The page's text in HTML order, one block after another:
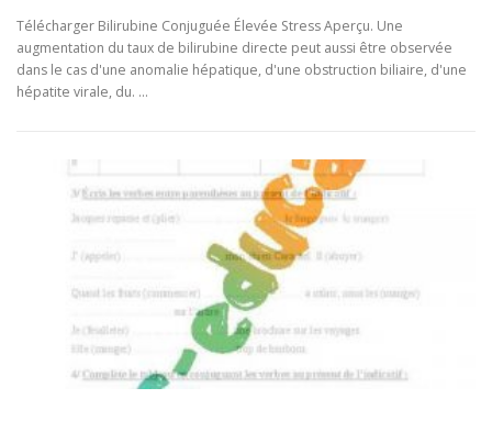
Télécharger Bilirubine Conjuguée Élevée Stress Aperçu. Une
augmentation du taux de bilirubine directe peut aussi être observée
dans le cas d'une anomalie hépatique, d'une obstruction biliaire, d'une
hépatite virale, du. …